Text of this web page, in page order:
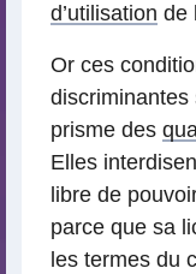
d’utilisation de
Or ces
discriminantes
prisme des
Elles
libre de
parce que sa
les termes du